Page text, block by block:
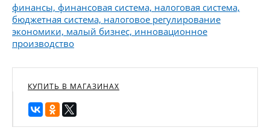
финансы, финансовая система, налоговая система,
бюджетная система, налоговое регулирование
экономики, малый бизнес, инновационное
производство
КУПИТЬ В МАГАЗИНАХ